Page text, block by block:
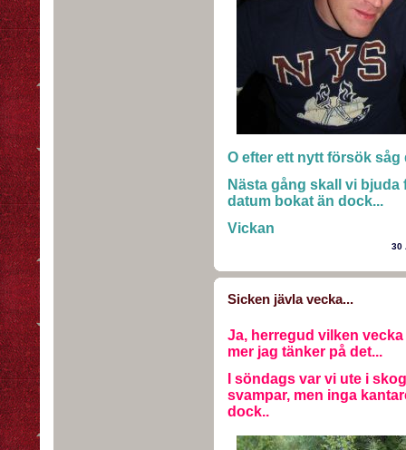
O efter ett nytt försök
Nästa gång skall vi bjuda
datum bokat än dock...
Vickan
30
Sicken jävla vecka...
Ja, herregud vilken
mer jag tänker på det...
I söndags var vi ute i
svampar, men inga
dock..